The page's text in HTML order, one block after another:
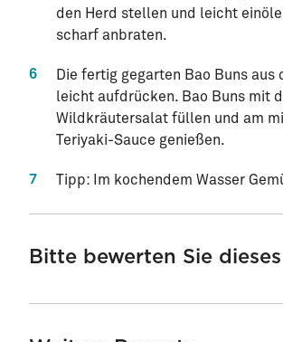
den Herd stellen und leicht
scharf anbraten.
6
Die fertig gegarten Bao Buns
leicht aufdrücken. Bao Buns mit
Wildkräutersalat füllen und am
Teriyaki-Sauce genießen.
7 Tipp: Im kochendem Wasser
Bitte bewerten Sie dieses